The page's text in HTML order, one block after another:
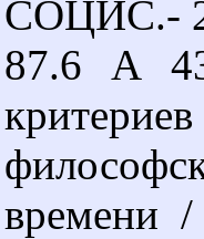
СОЦИС.-
87.6 А
времени